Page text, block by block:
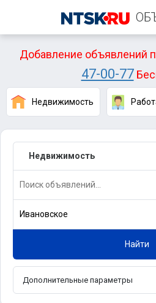
Добавление объявлений
47-00-77
Недвижимость
Недвижимость
Ивановское
Найти
Дополнительные параметры